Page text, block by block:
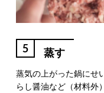
5 蒸す
蒸気の上がった鍋にせ
らし醤油など（材料外